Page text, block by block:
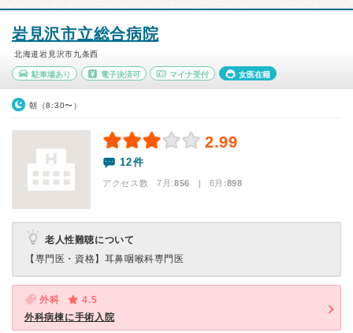
岩見沢市立総合病院
北海道岩見沢市九条西
駐車場あり 電子決済可 マイナ受付 女医在籍
朝（8:30〜）
2.99
12件
アクセス数 7月:856 | 6月:898
老人性難聴について
【専門医・資格】 耳鼻咽喉科専門医
外科
4.5
外科病棟に手術入院